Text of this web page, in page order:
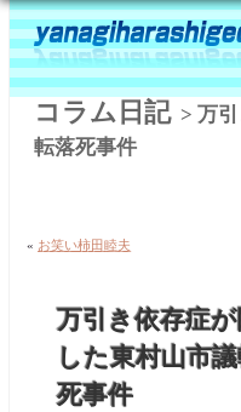
コラム日記> 万引
転落死事件
« お笑い柿田睦夫
万引き依存症
した東村山市
死事件